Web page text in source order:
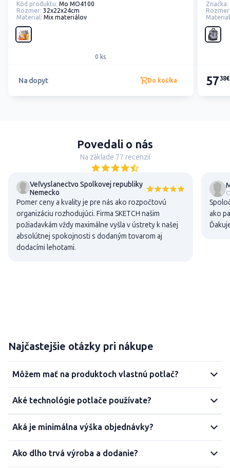
Kód produktu: Mo MO4100
Rozmer: 32x22x24cm
Material: Mix materiálov
0 ks
Na dopyt Do košíka
Značka:
5738€
Povedali o nás
Na základe 77 recenzií
Veľvyslanectvo Spolkovej republiky
Nemecko
Pomer ceny a kvality je pre nás ako rozpočtovú
organizáciu rozhodujúci. Firma SKETCH našim
požiadavkám vždy maximálne vyšla v ústrety k našej
absolútnej spokojnosti s dodaným tovarom aj
dodacími lehotami.
ako
Najčastejšie otázky pri nákupe
Môžem mať na produktoch vlastnú potlač?
Aké technológie potlače používate?
Aká je minimálna výška objednávky?
Ako dlho trvá výroba a dodanie?